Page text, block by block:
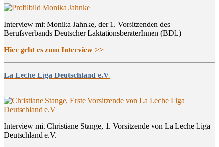
Interview mit Monika Jahnke, der 1. Vorsitzenden des
Berufsverbands Deutscher LaktationsberaterInnen (BDL)
Hier geht es zum Interview >>
La Leche Liga Deutschland e.V.
Interview mit Christiane Stange, 1. Vorsitzende von La Leche Liga
Deutschland e.V.